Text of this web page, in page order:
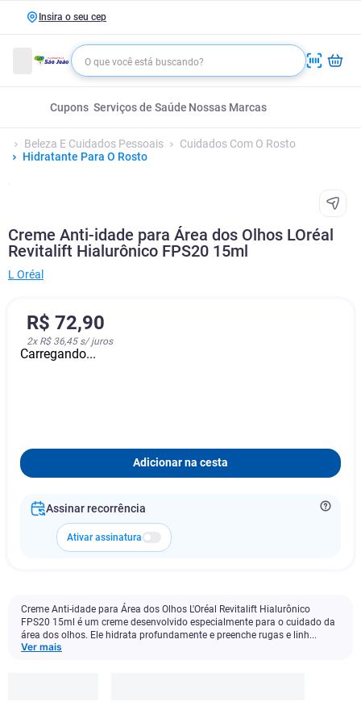
Insira o seu cep
Cupons Serviços de Saúde Nossas Marcas
Beleza E Cuidados Pessoais
Cuidados Com O Rosto
Hidratante Para O Rosto
Creme Anti-idade para Área dos Olhos LOréal
Revitalift Hialurônico FPS20 15ml
L Oréal
R$ 72,90
2x R$ 36,45s/ juros
Carregando...
Adicionar na cesta
Assinar recorrência
Ativar assinatura
Creme Anti-idade para Área dos Olhos L'Oréal Revitalift Hialurônico
FPS20 15ml é um creme desenvolvido especialmente para o cuidado da
área dos olhos. Ele hidrata profundamente e preenche rugas e linh...
Ver mais